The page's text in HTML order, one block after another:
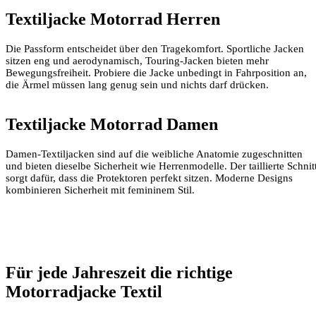
Textiljacke Motorrad Herren
Die Passform entscheidet über den Tragekomfort. Sportliche Jacken
sitzen eng und aerodynamisch, Touring-Jacken bieten mehr
Bewegungsfreiheit. Probiere die Jacke unbedingt in Fahrposition an,
die Ärmel müssen lang genug sein und nichts darf drücken.
Textiljacke Motorrad Damen
Damen-Textiljacken sind auf die weibliche Anatomie zugeschnitten
und bieten dieselbe Sicherheit wie Herrenmodelle. Der taillierte
sorgt dafür, dass die Protektoren perfekt sitzen. Moderne Designs
kombinieren Sicherheit mit femininem Stil.
Für jede Jahreszeit die richtige
Motorradjacke Textil